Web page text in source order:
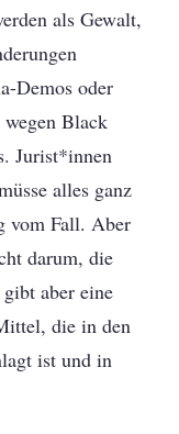
als Gewalt,
Demos oder
Black
Jurist*innen
alles ganz
vom Fall. Aber
darum, die
aber eine
die in den
ist und in